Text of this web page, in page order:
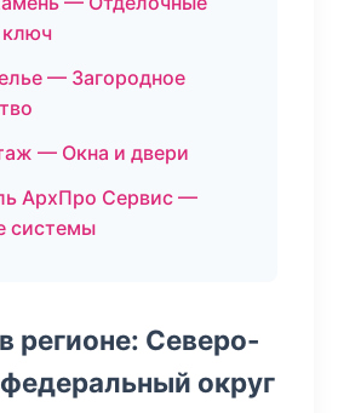
ключ
— Загородное
— Окна и двери
АрхПро Сервис —
системы
регионе: Северо-
округ